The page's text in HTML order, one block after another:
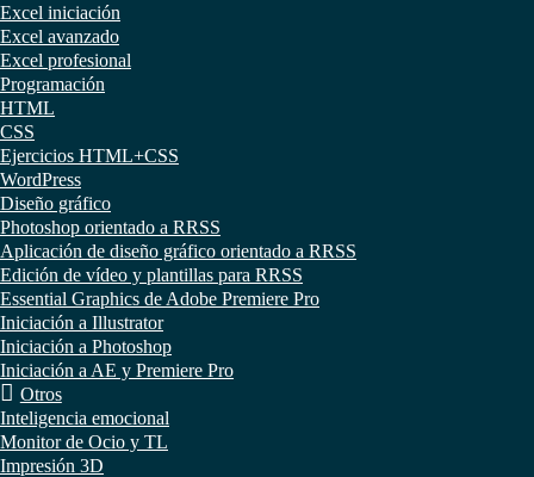
Excel iniciación
Excel avanzado
Excel profesional
Programación
HTML
CSS
Ejercicios HTML+CSS
WordPress
Diseño gráfico
Photoshop orientado a RRSS
Aplicación de diseño gráfico orientado a RRSS
Edición de vídeo y plantillas para RRSS
Essential Graphics de Adobe Premiere Pro
Iniciación a Illustrator
Iniciación a Photoshop
Iniciación a AE y Premiere Pro
Otros
Inteligencia emocional
Monitor de Ocio y TL
Impresión 3D